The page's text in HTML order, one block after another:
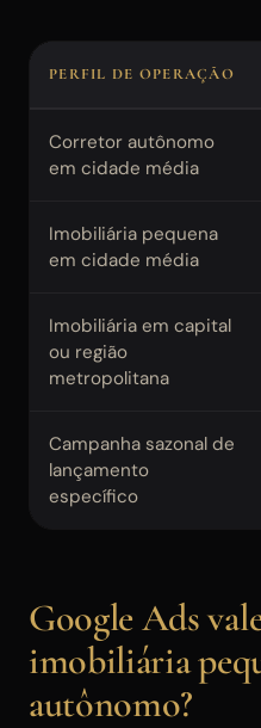
PERFIL DE OPERAÇÃO
Corretor autônomo
em cidade média
Imobiliária pequena
em cidade média
Imobiliária em capital
ou região
metropolitana
Campanha sazonal de
lançamento
específico
Google Ads
imobiliária
autônomo?